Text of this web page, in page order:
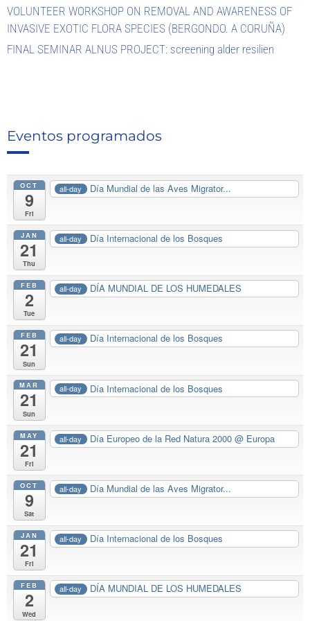
VOLUNTEER WORKSHOP ON REMOVAL AND AWARENESS OF
INVASIVE EXOTIC FLORA SPECIES (BERGONDO. A CORUÑA)
FINAL SEMINAR ALNUS PROJECT: screening alder resilien
Eventos programados
OCT
9
Fri
all-day Día Mundial de las Aves Migrator...
JAN
21
Thu
all-day Día Internacional de los Bosques
FEB
2
Tue
all-day DÍA MUNDIAL DE LOS HUMEDALES
FEB
21
Sun
all-day Día Internacional de los Bosques
MAR
21
Sun
all-day Día Internacional de los Bosques
MAY
21
Fri
all-day Día Europeo de la Red Natura 2000@ Europa
OCT
9
Sat
all-day Día Mundial de las Aves Migrator...
JAN
21
Fri
all-day Día Internacional de los Bosques
FEB
2
Wed
all-day DÍA MUNDIAL DE LOS HUMEDALES